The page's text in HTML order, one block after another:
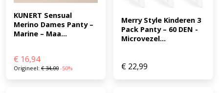
KUNERT Sensual
Merino Dames Panty –
Marine – Maa...
€ 16,94
Origineel: €34,00 -50%
Merry Style Kinderen 3
Pack Panty – 60 DEN -
Microvezel...
€ 22,99